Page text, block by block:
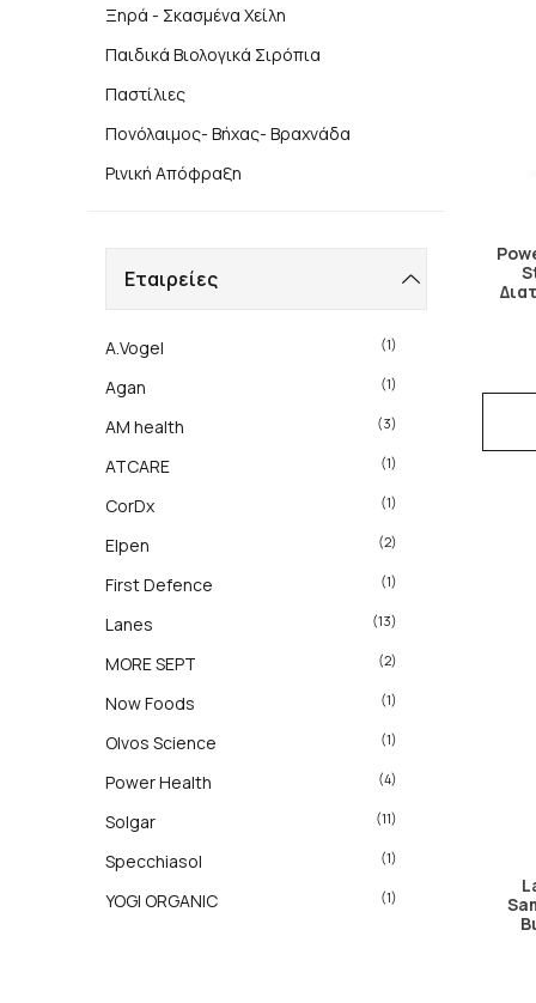
Ξηρά - Σκασμένα Χείλη
Παιδικά Βιολογικά Σιρόπια
Παστίλιες
Πονόλαιμος- Βήχας- Βραχνάδα
Ρινική Απόφραξη
Εταιρείες
A.Vogel (1)
Agan (1)
AM health (3)
ATCARE (1)
CorDx (1)
Elpen (2)
First Defence (1)
Lanes (13)
MORE SEPT (2)
Now Foods (1)
Olvos Science (1)
Power Health (4)
Solgar (11)
Specchiasol (1)
YOGI ORGANIC (1)